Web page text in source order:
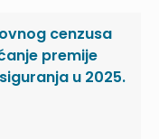
cenzusa
premije
u 2025.